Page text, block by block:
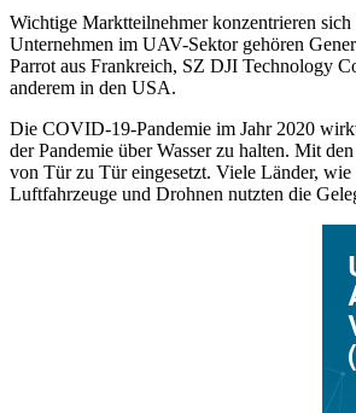
Wichtige Marktteilnehmer konzentrieren
Unternehmen im UAV-Sektor gehören
Parrot aus Frankreich, SZ DJI Technology
anderem in den USA.
Die COVID-19-Pandemie im Jahr 2020
der Pandemie über Wasser zu halten. Mit
von Tür zu Tür eingesetzt. Viele Länder,
Luftfahrzeuge und Drohnen nutzten die